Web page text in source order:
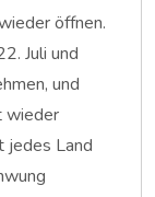
öffnen.
Juli und
und
wieder
jedes Land